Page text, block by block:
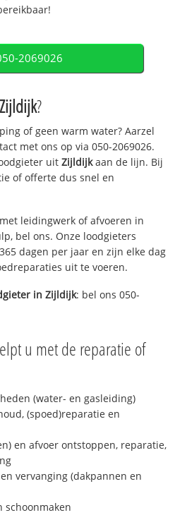
2069026
Zijldijk?
of geen warm water? Aarzel
met ons op via 050-2069026.
uitZijldijkaan de lijn. Bij
of offerte dus snel en
leidingwerk of afvoeren in
bel ons. Onze loodgieters
dagen per jaar en zijn elke dag
uit te voeren.
inZijldijk: bel ons 050-
u met de reparatie of
(water- en gasleiding)
(spoed)reparatie en
en afvoer ontstoppen, reparatie,
vervanging (dakpannen en
schoonmaken